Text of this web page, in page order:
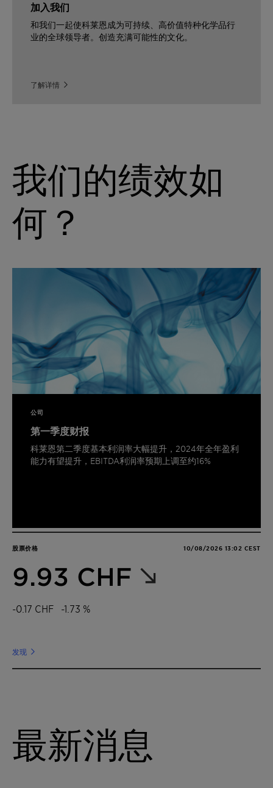
加入我们
和我们一起使科莱恩成为可持续、高价值特种化学品行
业的全球领导者。创造充满可能性的文化。
了解详情
我们的绩效如
何？
公司
第一季度财报
科莱恩第二季度基本利润率大幅提升，2024年全年盈利
能力有望提升，EBITDA利润率预期上调至约16%
股票价格 10/08/2026 13:02 CEST
9.93 CHF
-0.17 CHF -1.73 %
发现
最新消息